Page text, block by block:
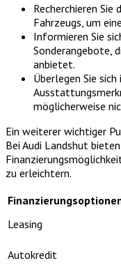
Recherchieren
Fahrzeugs, um
Informieren Sie
Sonderangebote,
anbietet.
Überlegen Sie
möglicherweise
Ein weiterer wichtiger
Bei Audi Landshut
zu erleichtern.
Leasing
Autokredit